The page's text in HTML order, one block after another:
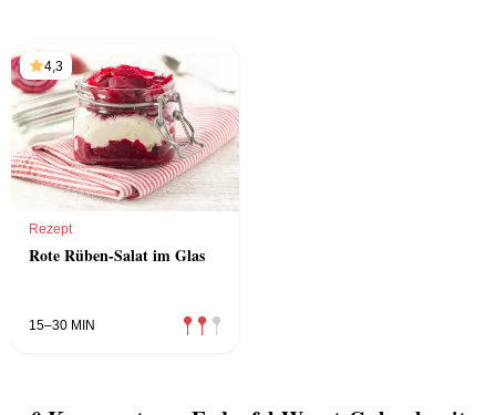
4,3
Rezept
Rote Rüben-Salat im Glas
15–30 MIN